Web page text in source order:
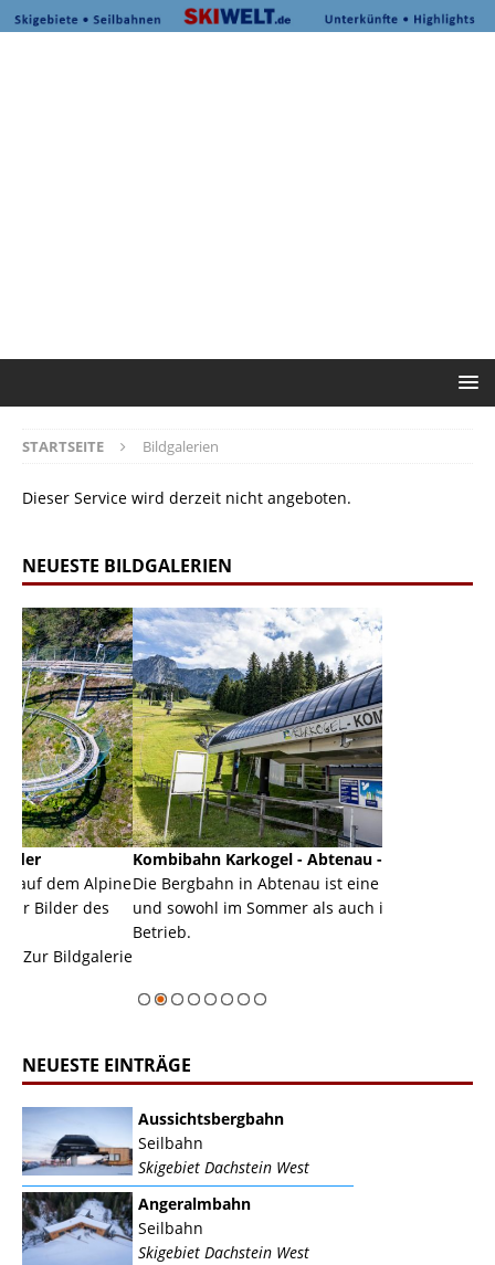
STARTSEITE Bildgalerien
Dieser Service wird derzeit nicht angeboten.
NEUESTE BILDGALERIEN
Kombibahn Karkogel - Abtenau - Salzburg
Die Bergbahn in Abtenau ist eine Kombibahn
und sowohl im Sommer als auch im Winter in
NEUESTE EINTRÄGE
Aussichtsbergbahn
Seilbahn
Skigebiet Dachstein West
Angeralmbahn
Seilbahn
Skigebiet Dachstein West